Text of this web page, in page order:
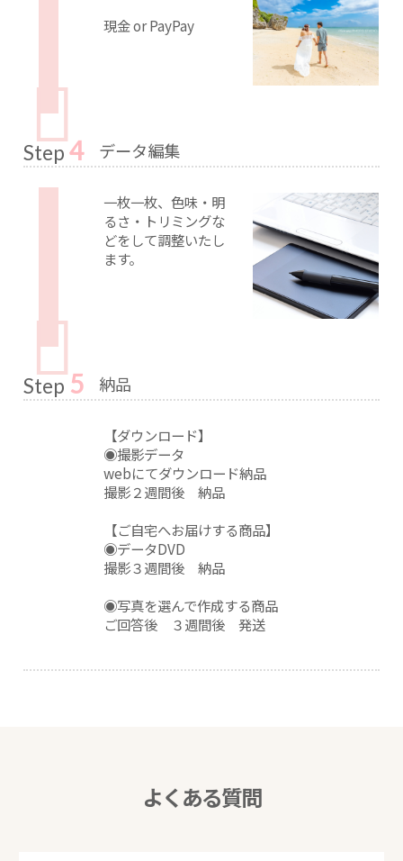
現金 or PayPay
Step 4 データ編集
一枚一枚、色味・明
るさ・トリミングな
どをして調整いたし
ます。
Step 5 納品
【ダウンロード】
◉撮影データ
webにてダウンロード納品
撮影２週間後 納品
【ご自宅へお届けする商品】
◉データDVD
撮影３週間後 納品
◉写真を選んで作成する商品
ご回答後 ３週間後 発送
よくある質問